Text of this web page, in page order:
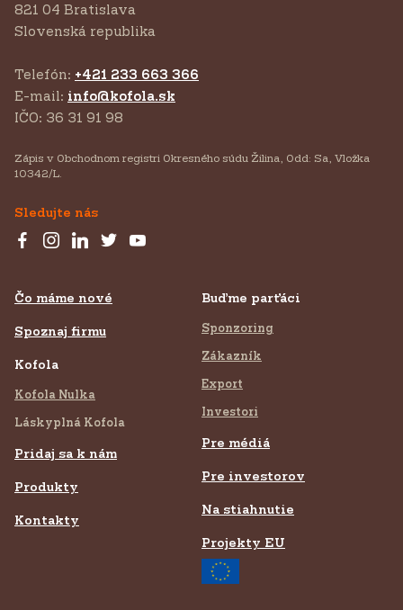
821 04 Bratislava
Slovenská republika
Telefón: +421 233 663 366
E-mail: info@kofola.sk
IČO: 36 31 91 98
Zápis v Obchodnom registri Okresného súdu Žilina, Odd: Sa, Vložka
10342/L.
Sledujte nás
Čo máme nové
Spoznaj firmu
Kofola
Kofola Nulka
Láskyplná Kofola
Pridaj sa k nám
Produkty
Kontakty
Buďme parťáci
Sponzoring
Zákazník
Export
Investori
Pre médiá
Pre investorov
Na stiahnutie
Projekty EU